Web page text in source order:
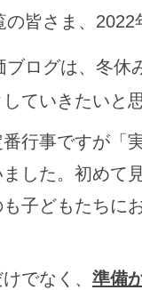
の皆さま、
ブログは、冬休
ていきたいと
行事ですが「
した。初めて
子どもたちに
でなく、 準備